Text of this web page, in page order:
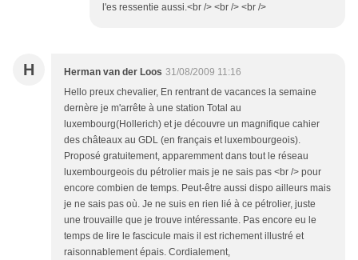
l'es ressentie aussi.<br /> <br /> <br />
H Herman van der Loos 31/08/2009 11:16
Hello preux chevalier, En rentrant de vacances la semaine
dernère je m'arrête à une station Total au
luxembourg(Hollerich) et je découvre un magnifique cahier
des châteaux au GDL (en français et luxembourgeois).
Proposé gratuitement, apparemment dans tout le réseau
luxembourgeois du pétrolier mais je ne sais pas <br /> pour
encore combien de temps. Peut-être aussi dispo ailleurs mais
je ne sais pas où. Je ne suis en rien lié à ce pétrolier, juste
une trouvaille que je trouve intéressante. Pas encore eu le
temps de lire le fascicule mais il est richement illustré et
raisonnablement épais. Cordialement,